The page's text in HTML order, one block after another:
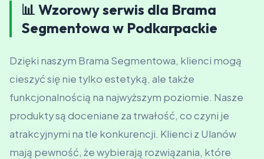
📊 Wzorowy serwis dla Brama
Segmentowa w Podkarpackie
Dzięki naszym Brama Segmentowa, klienci mogą
cieszyć się nie tylko estetyką, ale także
funkcjonalnością na najwyższym poziomie. Nasze
produkty są doceniane za trwałość, co czyni je
atrakcyjnymi na tle konkurencji. Klienci z Ulanów
mają pewność, że wybierają rozwiązania, które